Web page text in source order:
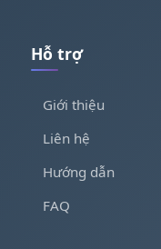
Hỗ trợ
Giới thiệu
Liên hệ
Hướng dẫn
FAQ